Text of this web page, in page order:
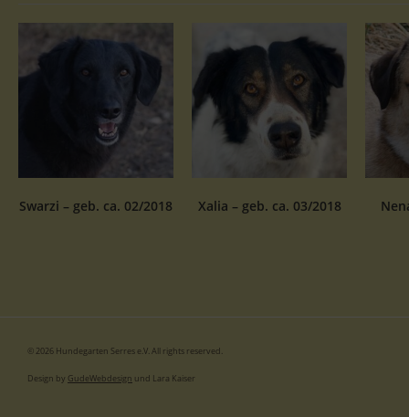
Swarzi – geb. ca. 02/2018 Xalia – geb. ca. 03/2018
© 2026 Hundegarten Serres e.V. All rights reserved.
Design by GudeWebdesign und Lara Kaiser